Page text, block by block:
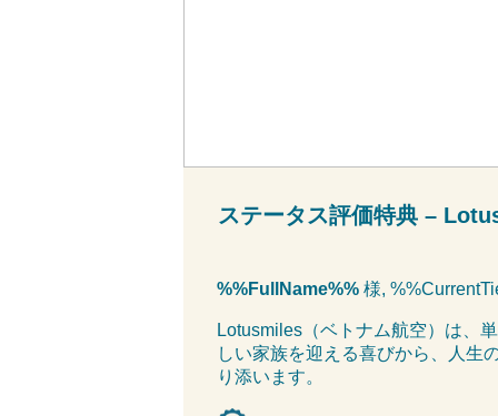
ステータス評価特典 –
%%FullName%% 様,
Lotusmiles（ベトナム航空）は、
しい家族を迎える喜びから、人生
り添います。